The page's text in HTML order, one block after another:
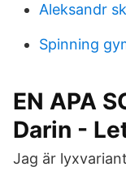
Aleksandr
Spinning
EN APA
Darin -
Jag är